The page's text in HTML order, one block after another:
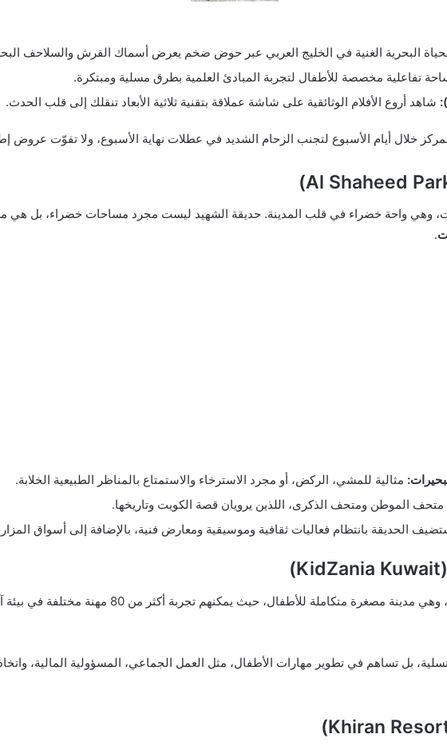
البحرية الغنية في الخليج العربي عبر حوض ضخم يعرض أسماك القرش والسلاحف
تفاعلية مخصصة للأطفال لتجربة المبادئ العلمية بطرق مسلية ومبتكرة.
شاهد أروع الأفلام الوثائقية على شاشة عملاقة بتقنية ثلاثية الأبعاد تنقلك إلى قلب الحدث.
خلال أيام الأسبوع لتجنب الزحام الشديد في عطلات نهاية الأسبوع، ولا تفوّت
وهي واحة خضراء في قلب المدينة. حديقة الشهيد ليست مجرد مساحات خضراء، بل هي
.
مثالية للمشي، الركض، أو مجرد الاسترخاء والاستمتاع بالمناظر الطبيعية الخلابة.
الموطن ومتحف الذكرى، اللذين يرويان قصة الكويت وتاريخها.
الحديقة بانتظام فعاليات ثقافية وموسيقية ومعارض فنية، بالإضافة إلى أسواق
تقع كيدزانيا في مول الأفنيوز، وهي مدينة
بل تساهم في تطوير مهارات الأطفال، مثل العمل الجماعي، المسؤولية المالية،